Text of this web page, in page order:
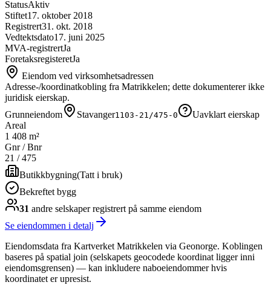
StatusAktiv
Stiftet17. oktober 2018
Registrert31. okt. 2018
Vedtektsdato17. juni 2025
MVA-registrertJa
ForetaksregisteretJa
Eiendom ved virksomhetsadressen
Adresse-/koordinatkobling fra Matrikkelen; dette dokumenterer ikke
juridisk eierskap.
Grunneiendom
Stavanger1103-21/475-0
Uavklart eierskap
Areal
1 408 m²
Gnr / Bnr
21 /475
Butikkbygning(Tatt i bruk)
Bekreftet bygg
31 andre selskaperregistrert på samme eiendom
Se eiendommen i detalj
Eiendomsdata fra Kartverket Matrikkelen via Geonorge. Koblingen
baseres på spatial join (selskapets geocodede koordinat ligger inni
eiendomsgrensen) — kan inkludere naboeiendommer hvis
koordinatet er upresist.